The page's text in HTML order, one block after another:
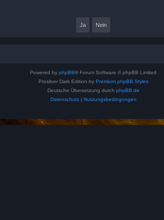
Powered by phpBB® Forum Software © phpBB Limited
Prosilver Dark Edition by Premium phpBB Styles
Deutsche Übersetzung durch phpBB.de
Datenschutz| Nutzungsbedingungen